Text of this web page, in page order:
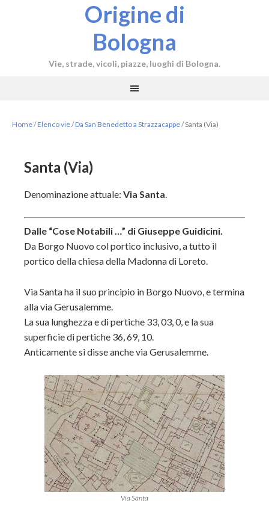
Origine di
Bologna
Vie, strade, vicoli, piazze, luoghi di Bologna.
Home/Elenco vie/Da San Benedetto a Strazzacappe/Santa (Via)
Santa (Via)
Denominazione attuale: Via Santa.
Dalle “Cose Notabili …” di Giuseppe Guidicini.
Da Borgo Nuovo col portico inclusivo, a tutto il
portico della chiesa della Madonna di Loreto.
Via Santa ha il suo principio in Borgo Nuovo, e termina
alla via Gerusalemme.
La sua lunghezza e di pertiche 33, 03, 0, e la sua
superficie di pertiche 36, 69, 10.
Anticamente si disse anche via Gerusalemme.
Via Santa